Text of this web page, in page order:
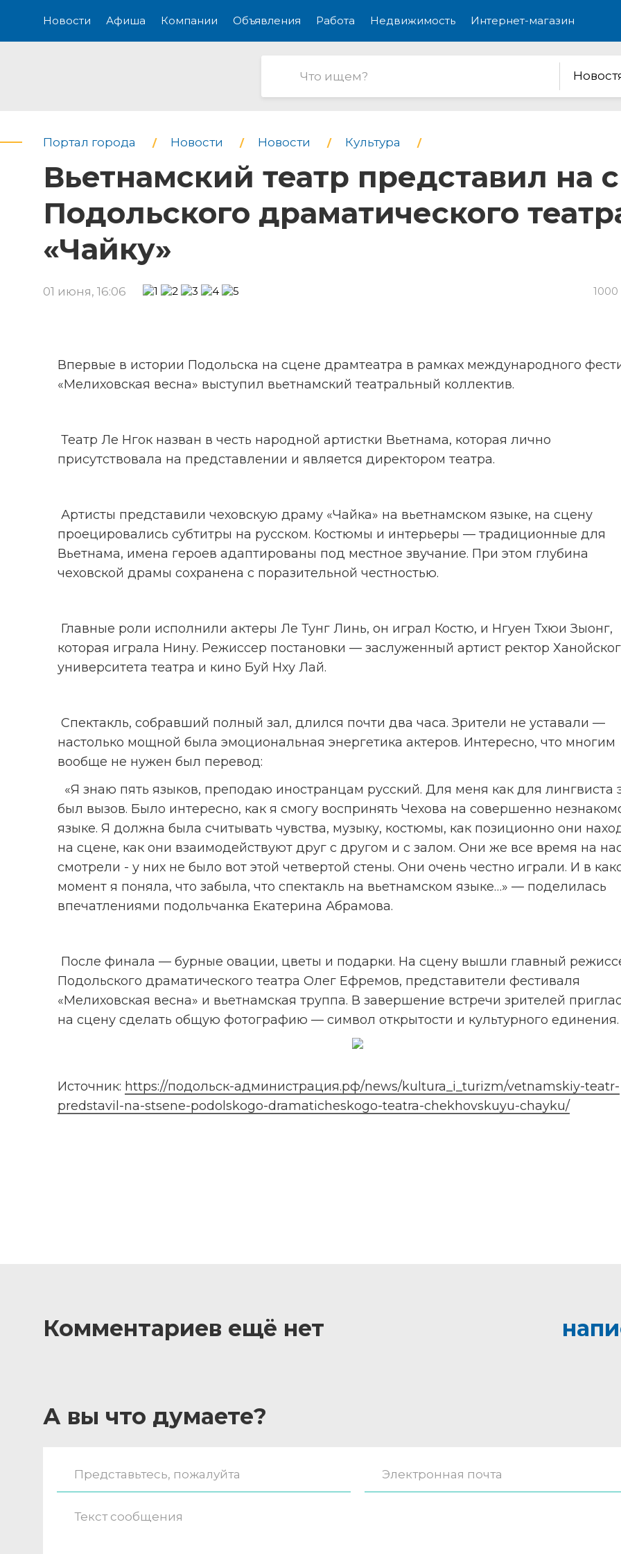
Новости Афиша Компании Объявления Работа Недвижимость Интернет-магазин
Портал города Новости Новости Культура
Вьетнамский театр представил на
Подольского драматического
«Чайку»
01 июня, 16:06 1000
Впервые в истории Подольска на сцене драмтеатра в рамках международного
«Мелиховская весна» выступил вьетнамский театральный коллектив.
присутствовала на представлении и является директором театра.
проецировались субтитры на русском. Костюмы и интерьеры — традиционные для
Вьетнама, имена героев адаптированы под местное звучание. При этом глубина
чеховской драмы сохранена с поразительной честностью.
которая играла Нину. Режиссер постановки — заслуженный артист ректор
университета театра и кино Буй Нху Лай.
настолько мощной была эмоциональная энергетика актеров. Интересно, что многим
вообще не нужен был перевод:
был вызов. Было интересно, как я смогу воспринять Чехова на совершенно
языке. Я должна была считывать чувства, музыку, костюмы, как позиционно они
на сцене, как они взаимодействуют друг с другом и с залом. Они же все время на
смотрели - у них не было вот этой четвертой стены. Они очень честно играли. И в
момент я поняла, что забыла, что спектакль на вьетнамском языке…» — поделилась
впечатлениями подольчанка Екатерина Абрамова.
Подольского драматического театра Олег Ефремов, представители фестиваля
«Мелиховская весна» и вьетнамская труппа. В завершение встречи зрителей
на сцену сделать общую фотографию — символ открытости и культурного единения.
Источник: https://подольск-администрация.рф/news/kultura_i_turizm/vetnamskiy-teatr-
predstavil-na-stsene-podolskogo-dramaticheskogo-teatra-chekhovskuyu-chayku/
Комментариев ещё нет
А вы что думаете?